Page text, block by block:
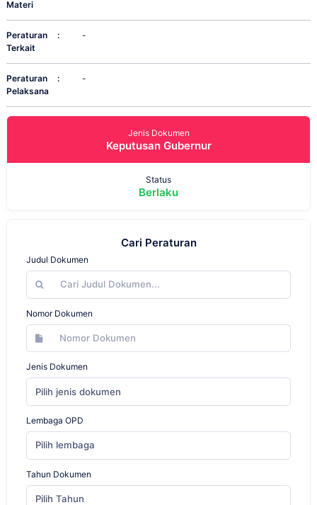
Materi
Peraturan
Terkait
: -
Peraturan
Pelaksana
: -
Jenis Dokumen
Keputusan Gubernur
Status
Berlaku
Cari Peraturan
Judul Dokumen
Nomor Dokumen
Jenis Dokumen
Pilih jenis dokumen
Lembaga OPD
Pilih lembaga
Tahun Dokumen
Pilih Tahun